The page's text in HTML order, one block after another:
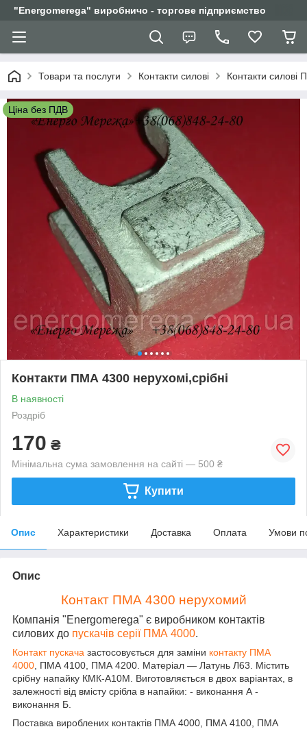
"Еnergomerega" виробничо - торгове підприємство
Товари та послуги Контакти силові Контакти силові
Ціна без ПДВ
Контакти ПМА 4300 нерухомі,срібні
В наявності
Роздріб
170 ₴
Мінімальна сума замовлення на сайті — 500 ₴
Купити
Опис Характеристики Доставка Оплата Умови
Опис
Контакт ПМА 4300 нерухомий
Компанія "Energomerega" є виробником контактів
силових до пускачів серії ПМА 4000.
Контакт пускача застосовується для заміни контакту ПМА
4000 , ПМА 4100, ПМА 4200. Матеріал — Латунь Л63. Містить
срібну напайку КМК-А10М. Виготовляється в двох варіантах, в
залежності від вмісту срібла в напайки: - виконання А -
виконання Б.
Поставка вироблених контактів ПМА 4000, ПМА 4100, ПМА